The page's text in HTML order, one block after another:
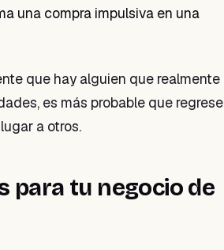
una compra impulsiva en una
que hay alguien que realmente
es más probable que regrese
a otros.
para tu negocio de